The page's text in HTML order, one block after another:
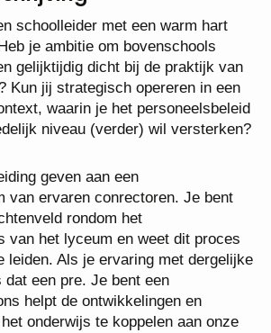
schoolleider met een warm hart
je ambitie om bovenschools
gelijktijdig dicht bij de praktijk
Kun jij strategisch opereren
context, waarin je het
school- en stedelijk niveau
geven aan een
van ervaren conrectoren. Je bent
rondom het
van het lyceum en weet dit
te leiden. Als je ervaring met
hebt, is dat een pre. Je bent een
helpt de ontwikkelingen en